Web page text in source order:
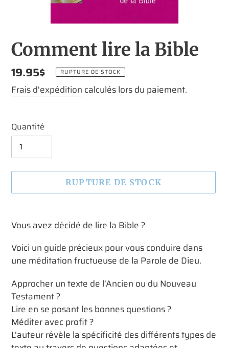
Comment lire la Bible
Prix
normal
19.95$ RUPTURE DE STOCK
Frais d'expédition calculés lors du paiement.
Quantité
RUPTURE DE STOCK
d'un
à
votre
Vous avez décidé de lire la Bible ?
Voici un guide précieux pour vous conduire dans
une méditation fructueuse de la Parole de Dieu.
Approcher un texte de l’Ancien ou du Nouveau
Testament ?
Lire en se posant les bonnes questions ?
Méditer avec profit ?
L’auteur révèle la spécificité des différents types de